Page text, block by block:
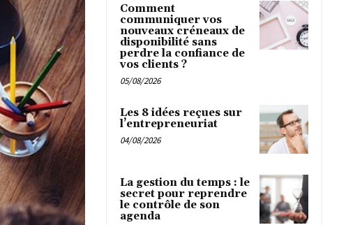
Comment
communiquer vos
nouveaux créneaux de
disponibilité sans
perdre la confiance de
vos clients ?
05/08/2026
Les 8 idées reçues sur
l’entrepreneuriat
04/08/2026
La gestion du temps : le
secret pour reprendre
le contrôle de son
agenda